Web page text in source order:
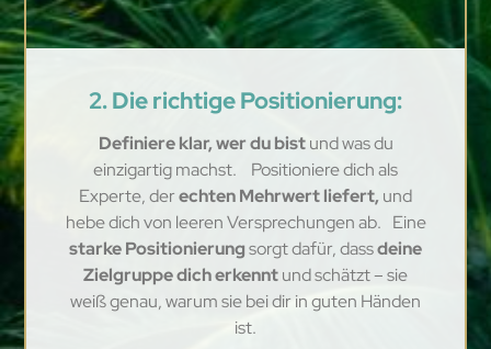
2. Die richtige Positionierung:
Definiere klar, wer du bistund was du
einzigartig machst. Positioniere dich als
Experte, derechten Mehrwert liefert,und
hebe dich von leeren Versprechungen ab. Eine
starke Positionierungsorgt dafür, dassdeine
Zielgruppe dich erkenntund schätzt – sie
weiß genau, warum sie bei dir in guten Händen
ist.